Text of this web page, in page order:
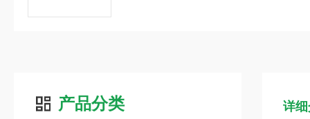
产品分类 详